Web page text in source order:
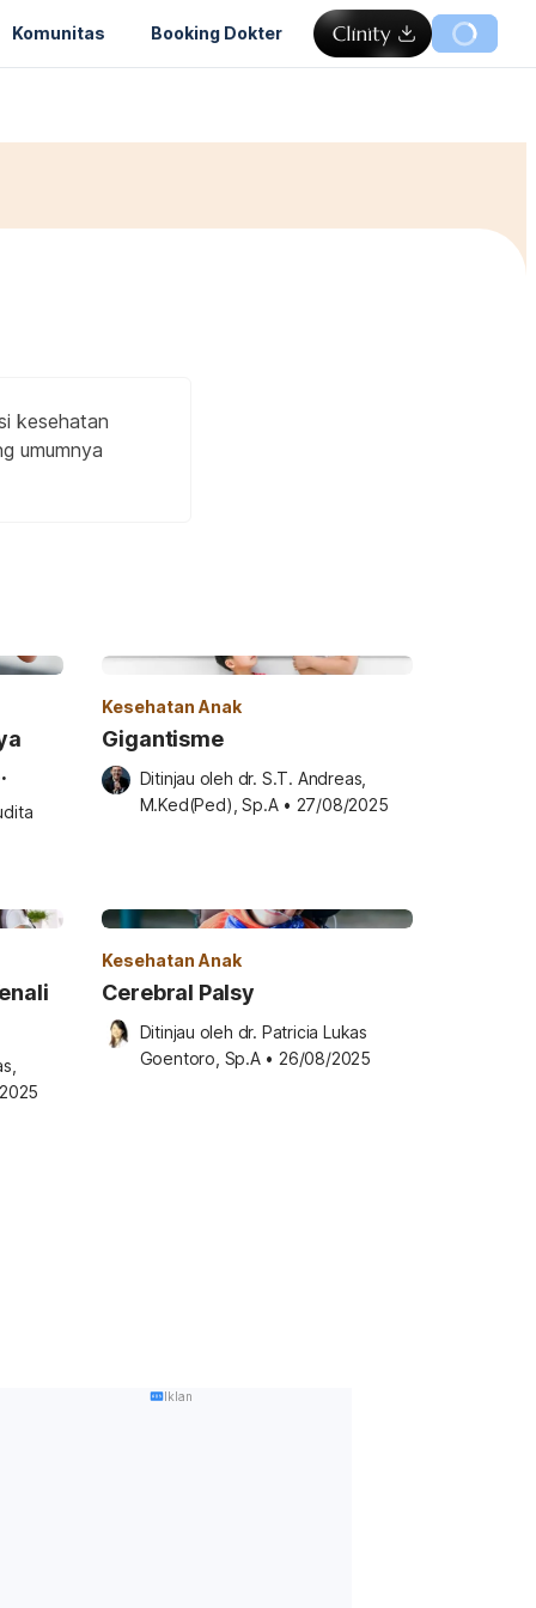
Komunitas Booking Dokter
kesehatan
umumnya
Kesehatan Anak
Gigantisme
Ditinjau oleh dr. S.T. Andreas,
M.Ked(Ped), Sp.A • 27/08/2025
Kesehatan Anak
Cerebral Palsy
Ditinjau oleh dr. Patricia Lukas
Goentoro, Sp.A • 26/08/2025
Iklan